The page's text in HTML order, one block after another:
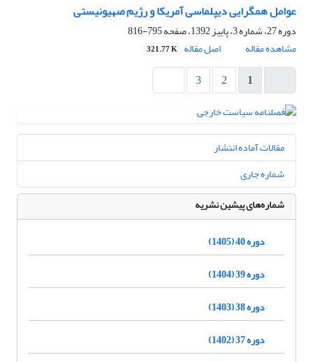
عوامل همگرایی دیپلماسی آمریکا و رژیم صهیونیستی ‏
دوره 27، شماره 3، پاییز 1392، صفحه
795-816
مشاهده مقاله
اصل مقاله 321.77 K
1
2
3
مقالات آماده انتشار
شماره جاری
شماره‌های پیشین نشریه
دوره 40 (1405)
دوره 39 (1404)
دوره 38 (1403)
دوره 37 (1402)